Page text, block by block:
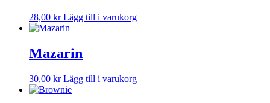
28,00 kr Lägg till i varukorg
Mazarin
30,00 kr Lägg till i varukorg